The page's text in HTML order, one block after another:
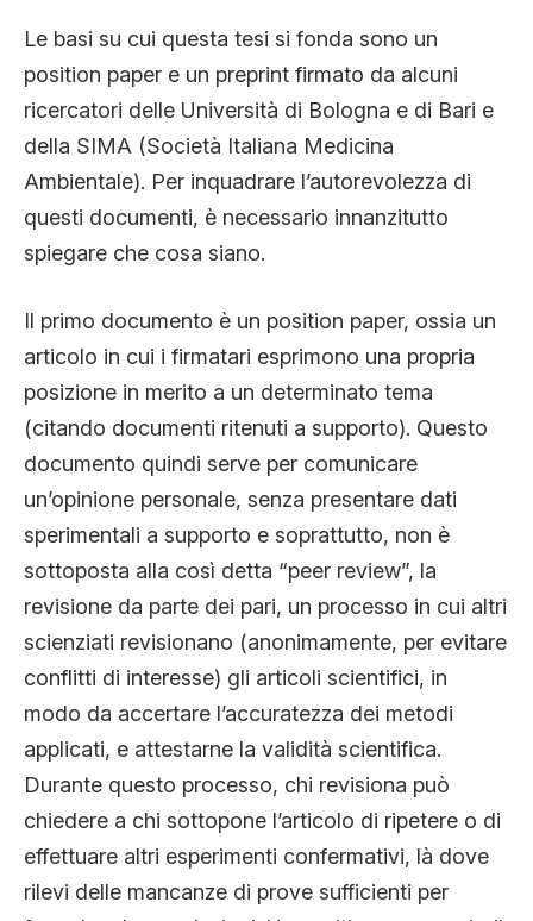
Le basi su cui questa tesi si fonda sono un
position paper e un preprint firmato da alcuni
ricercatori delle Università di Bologna e di Bari e
della SIMA (Società Italiana Medicina
Ambientale). Per inquadrare l’autorevolezza di
questi documenti, è necessario innanzitutto
spiegare che cosa siano.
Il primo documento è un position paper, ossia un
articolo in cui i firmatari esprimono una propria
posizione in merito a un determinato tema
(citando documenti ritenuti a supporto). Questo
documento quindi serve per comunicare
un’opinione personale, senza presentare dati
sperimentali a supporto e soprattutto, non è
sottoposta alla così detta “peer review”, la
revisione da parte dei pari, un processo in cui altri
scienziati revisionano (anonimamente, per evitare
conflitti di interesse) gli articoli scientifici, in
modo da accertare l’accuratezza dei metodi
applicati, e attestarne la validità scientifica.
Durante questo processo, chi revisiona può
chiedere a chi sottopone l’articolo di ripetere o di
effettuare altri esperimenti confermativi, là dove
rilevi delle mancanze di prove sufficienti per